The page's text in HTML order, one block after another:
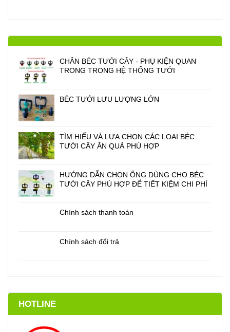
CHÂN BÉC TƯỚI CÂY - PHỤ KIỆN QUAN
TRONG TRONG HỆ THỐNG TƯỚI
BÉC TƯỚI LƯU LƯỢNG LỚN
TÌM HIỂU VÀ LỰA CHỌN CÁC LOẠI BÉC
TƯỚI CÂY ĂN QUẢ PHÙ HỢP
HƯỚNG DẪN CHỌN ỐNG DÙNG CHO BÉC
TƯỚI CÂY PHÙ HỢP ĐỂ TIẾT KIỆM CHI PHÍ
Chính sách thanh toán
Chính sách đổi trả
HOTLINE